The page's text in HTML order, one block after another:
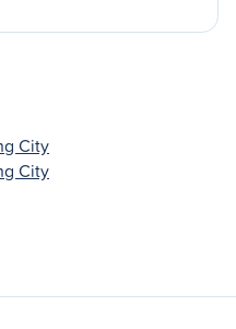
City
City